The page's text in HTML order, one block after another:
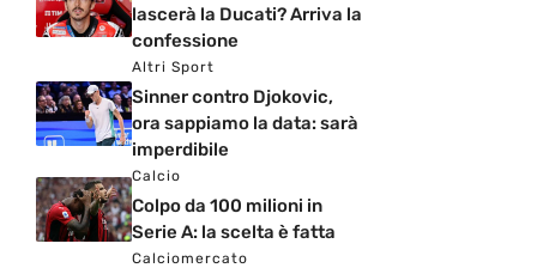
lascerà la Ducati? Arriva la
confessione
Altri Sport
Sinner contro Djokovic,
ora sappiamo la data: sarà
imperdibile
Calcio
Colpo da 100 milioni in
Serie A: la scelta è fatta
Calciomercato